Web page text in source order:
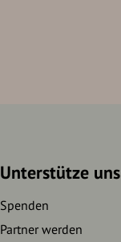
Unterstütze uns
Spenden
Partner werden